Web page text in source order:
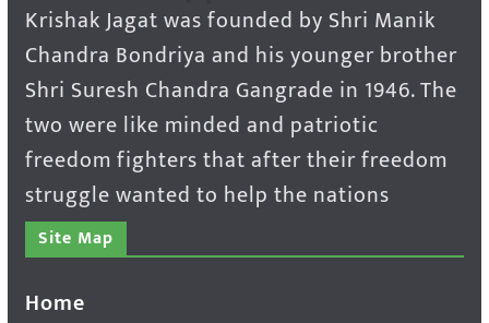
Krishak Jagat was founded by Shri Manik
Chandra Bondriya and his younger brother
Shri Suresh Chandra Gangrade in 1946. The
two were like minded and patriotic
freedom fighters that after their freedom
struggle wanted to help the nations
Site Map
Home